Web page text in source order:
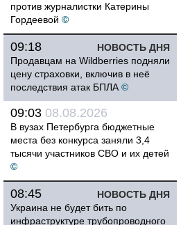
против журналистки Катерины
Гордеевой ©
НОВОСТЬ ДНЯ
09:18
Продавцам на Wildberries подняли
цену страховки, включив в неё
последствия атак БПЛА ©
09:03 08.08.2026
В вузах Петербурга бюджетные
места без конкурса заняли 3,4
тысячи участников СВО и их детей
©
НОВОСТЬ ДНЯ
08:45
Украина не будет бить по
инфраструктуре трубопроводного